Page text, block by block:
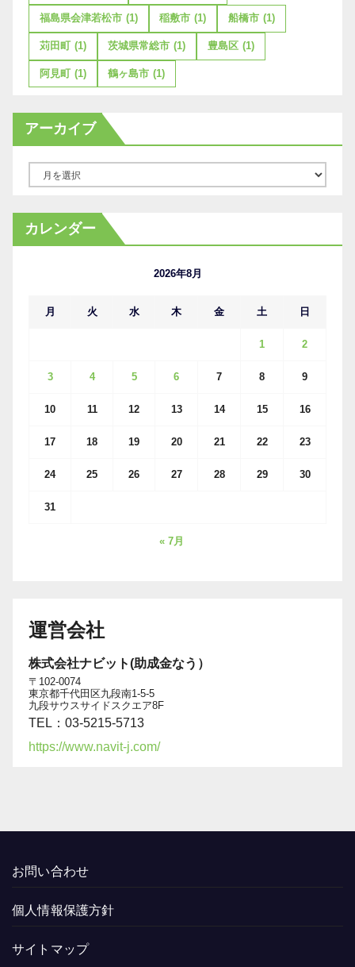
福島県会津若松市 (1) 稲敷市 (1) 船橋市 (1)
苅田町 (1) 茨城県常総市 (1) 豊島区 (1)
阿見町 (1) 鶴ヶ島市 (1)
アーカイブ
カ
イ
カレンダー
2026年8月
月 火 水 木 金 土 日
1 2
3 4 5 6 7 8 9
10 11 12 13 14 15 16
17 18 19 20 21 22 23
24 25 26 27 28 29 30
31
« 7月
運営会社
株式会社ナビット(助成金なう）
〒102-0074
東京都千代田区九段南1-5-5
九段サウスサイドスクエア8F
TEL：03-5215-5713
https://www.navit-j.com/
お問い合わせ
個人情報保護方針
サイトマップ